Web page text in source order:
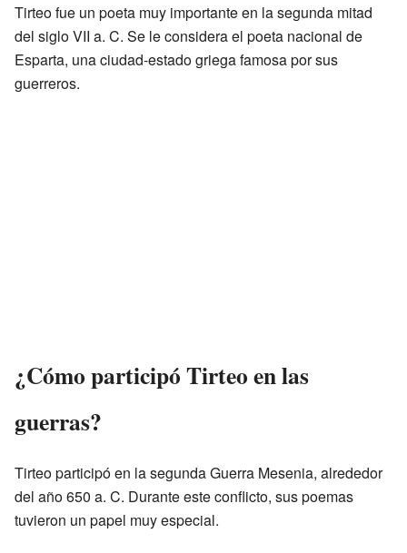
Tirteo fue un poeta muy importante en la segunda mitad
del siglo VII a. C. Se le considera el poeta nacional de
Esparta, una ciudad-estado griega famosa por sus
guerreros.
¿Cómo participó Tirteo en las
guerras?
Tirteo participó en la segunda Guerra Mesenia, alrededor
del año 650 a. C. Durante este conflicto, sus poemas
tuvieron un papel muy especial.